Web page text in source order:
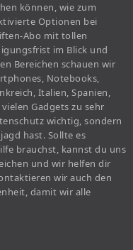
können, wie zum
Optionen bei
Abo mit tollen
im Blick und
Bereichen schauen wir
Notebooks,
Italien, Spanien,
Gadgets zu sehr
wichtig, sondern
hast. Sollte es
brauchst, kannst du uns
und wir helfen dir
wir auch den
damit wir alle